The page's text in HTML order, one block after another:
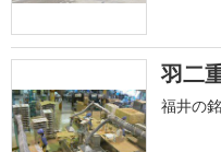
羽二
福井の